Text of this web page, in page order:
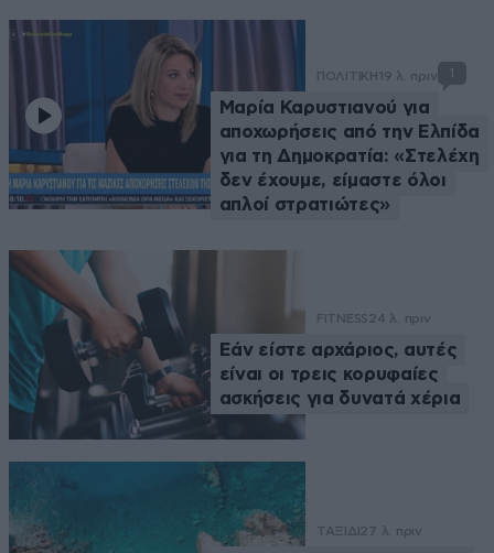
ΠΟΛΙΤΙΚΗ 19 λ. πριν 1
Μαρία Καρυστιανού για
αποχωρήσεις από την Ελπίδα
για τη Δημοκρατία: «Στελέχη
δεν έχουμε, είμαστε όλοι
απλοί στρατιώτες»
FITNESS24 λ. πριν
Εάν είστε αρχάριος, αυτές
είναι οι τρεις κορυφαίες
ασκήσεις για δυνατά χέρια
ΤΑΞΙΔΙ27 λ. πριν